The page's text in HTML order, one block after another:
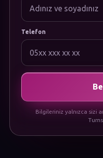
Çerez Politikası
Kullanım Koşulları
Telefon
Bilgileriniz yalnızca sizi